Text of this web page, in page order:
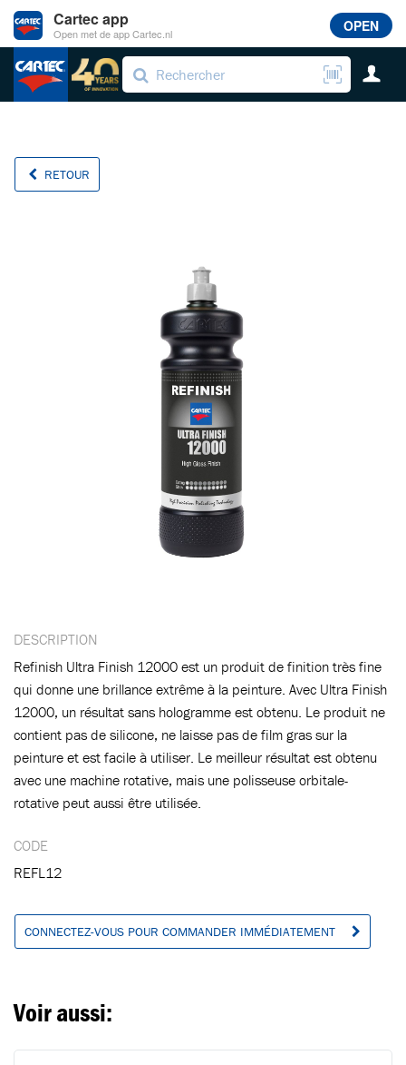
RETOUR
DESCRIPTION
Refinish Ultra Finish 12000 est un produit de finition très fine
qui donne une brillance extrême à la peinture. Avec Ultra Finish
12000, un résultat sans hologramme est obtenu. Le produit ne
contient pas de silicone, ne laisse pas de film gras sur la
peinture et est facile à utiliser. Le meilleur résultat est obtenu
avec une machine rotative, mais une polisseuse orbitale-
rotative peut aussi être utilisée.
CODE
REFL12
CONNECTEZ-VOUS POUR COMMANDER IMMÉDIATEMENT
Voir aussi:
Ajouté au panier
CONTINUER VOS ACHATS Aller au panier
Cartec app
Open met de app Cartec.nl OPEN